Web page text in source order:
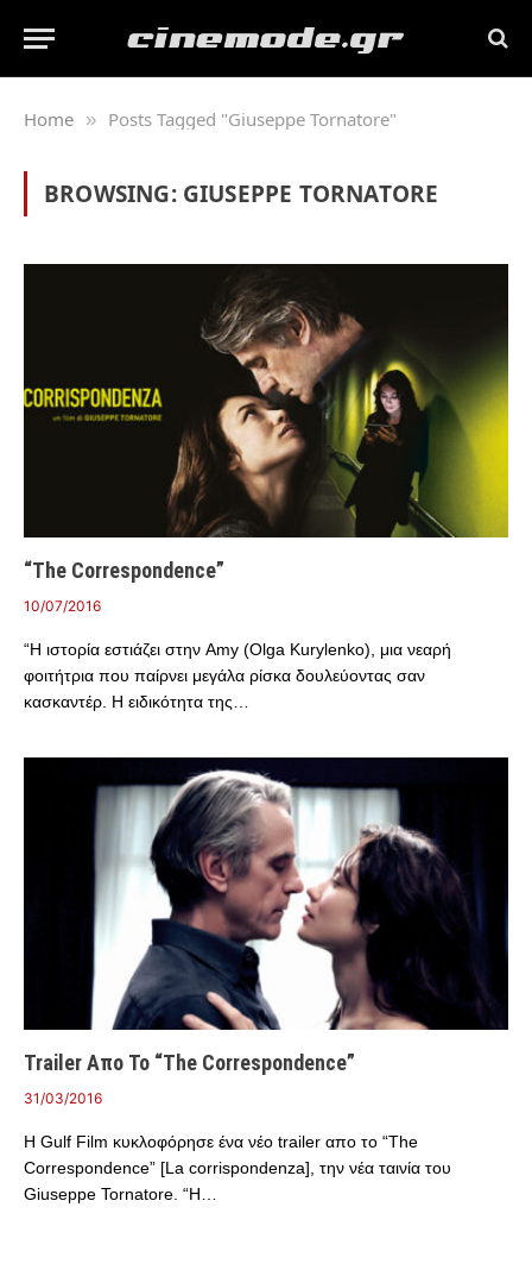
Home » Posts Tagged "Giuseppe Tornatore"
BROWSING: GIUSEPPE TORNATORE
“The Correspondence”
10/07/2016
“Η ιστορία εστιάζει στην Amy (Olga Kurylenko), μια νεαρή
φοιτήτρια που παίρνει μεγάλα ρίσκα δουλεύοντας σαν
κασκαντέρ. Η ειδικότητα της…
Trailer Απο Το “The Correspondence”
31/03/2016
Η Gulf Film κυκλοφόρησε ένα νέο trailer απο το “The
Correspondence” [La corrispondenza], την νέα ταινία του
Giuseppe Tornatore. “Η…